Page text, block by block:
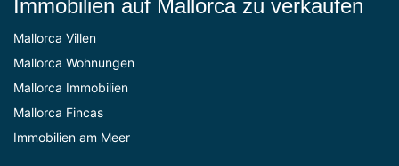
Immobilien auf Mallorca zu verkaufen
Mallorca Villen
Mallorca Wohnungen
Mallorca Immobilien
Mallorca Fincas
Immobilien am Meer